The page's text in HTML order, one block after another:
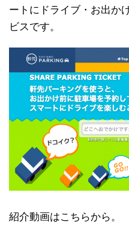
ートにドライブ・お出か
ビスです。
紹介動画はこちらから。